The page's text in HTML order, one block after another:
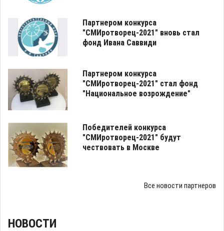
Партнером конкурса
"СМИротворец-2021" вновь стал
фонд Ивана Саввиди
Партнером конкурса
"СМИротворец-2021" стал фонд
"Национальное возрождение"
Победителей конкурса
"СМИротворец-2021" будут
чествовать в Москве
Все новости партнеров
НОВОСТИ